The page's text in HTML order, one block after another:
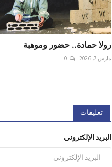
رولا حمادة.. حضور وموهبة
مارس 7, 2026 0
تعليقات
البريد الإلكتروني